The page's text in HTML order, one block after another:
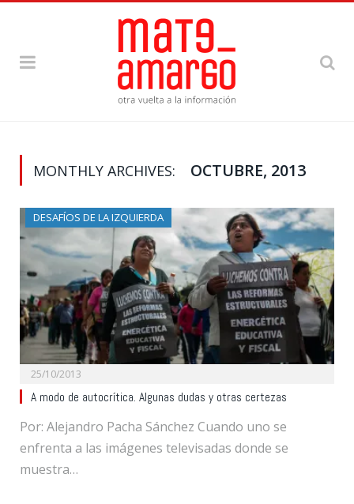
MONTHLY ARCHIVES: OCTUBRE, 2013
DESAFÍOS DE LA IZQUIERDA
25/10/2013
A modo de autocrítica. Algunas dudas y otras certezas
Por: Alejandro Pacha Sánchez Cuando uno se
enfrenta a las imágenes televisadas donde se
muestra…